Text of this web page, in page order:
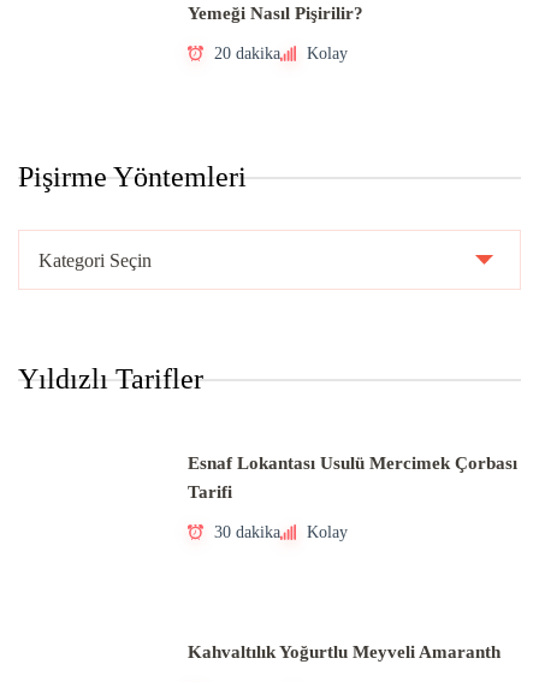
Yemeği Nasıl Pişirilir?
20 dakika Kolay
Pişirme Yöntemleri
Yöntemleri
Yıldızlı Tarifler
Esnaf Lokantası Usulü Mercimek Çorbası
Tarifi
30 dakika Kolay
Kahvaltılık Yoğurtlu Meyveli Amaranth